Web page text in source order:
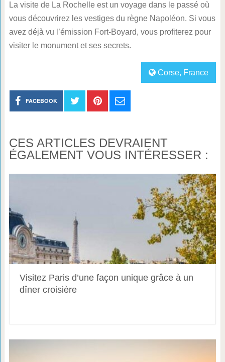
La visite de La Rochelle est un voyage dans le passé où
vous découvrirez les vestiges du règne Napoléon. Si vous
avez déjà vu l’émission Fort-Boyard, vous profiterez pour
visiter le monument et ses secrets.
Corse, France
FACEBOOK
CES ARTICLES DEVRAIENT
ÉGALEMENT VOUS INTÉRESSER :
Visitez Paris d’une façon unique grâce à un
dîner croisière